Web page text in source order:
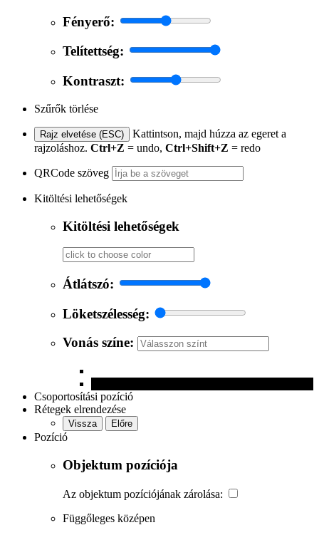
Fényerő:
Telítettség:
Kontraszt:
Szűrők törlése
Rajz elvetése (ESC)
Kattintson, majd húzza az egeret a
rajzoláshoz. Ctrl+Z = undo, Ctrl+Shift+Z = redo
QRCode szöveg
Kitöltési lehetőségek
Kitöltési lehetőségek
Átlátszó:
Löketszélesség:
Vonás színe:
Csoportosítási pozíció
Rétegek elrendezése
Vissza Előre
Pozíció
Objektum pozíciója
Az objektum pozíciójának zárolása:
Függőleges középen